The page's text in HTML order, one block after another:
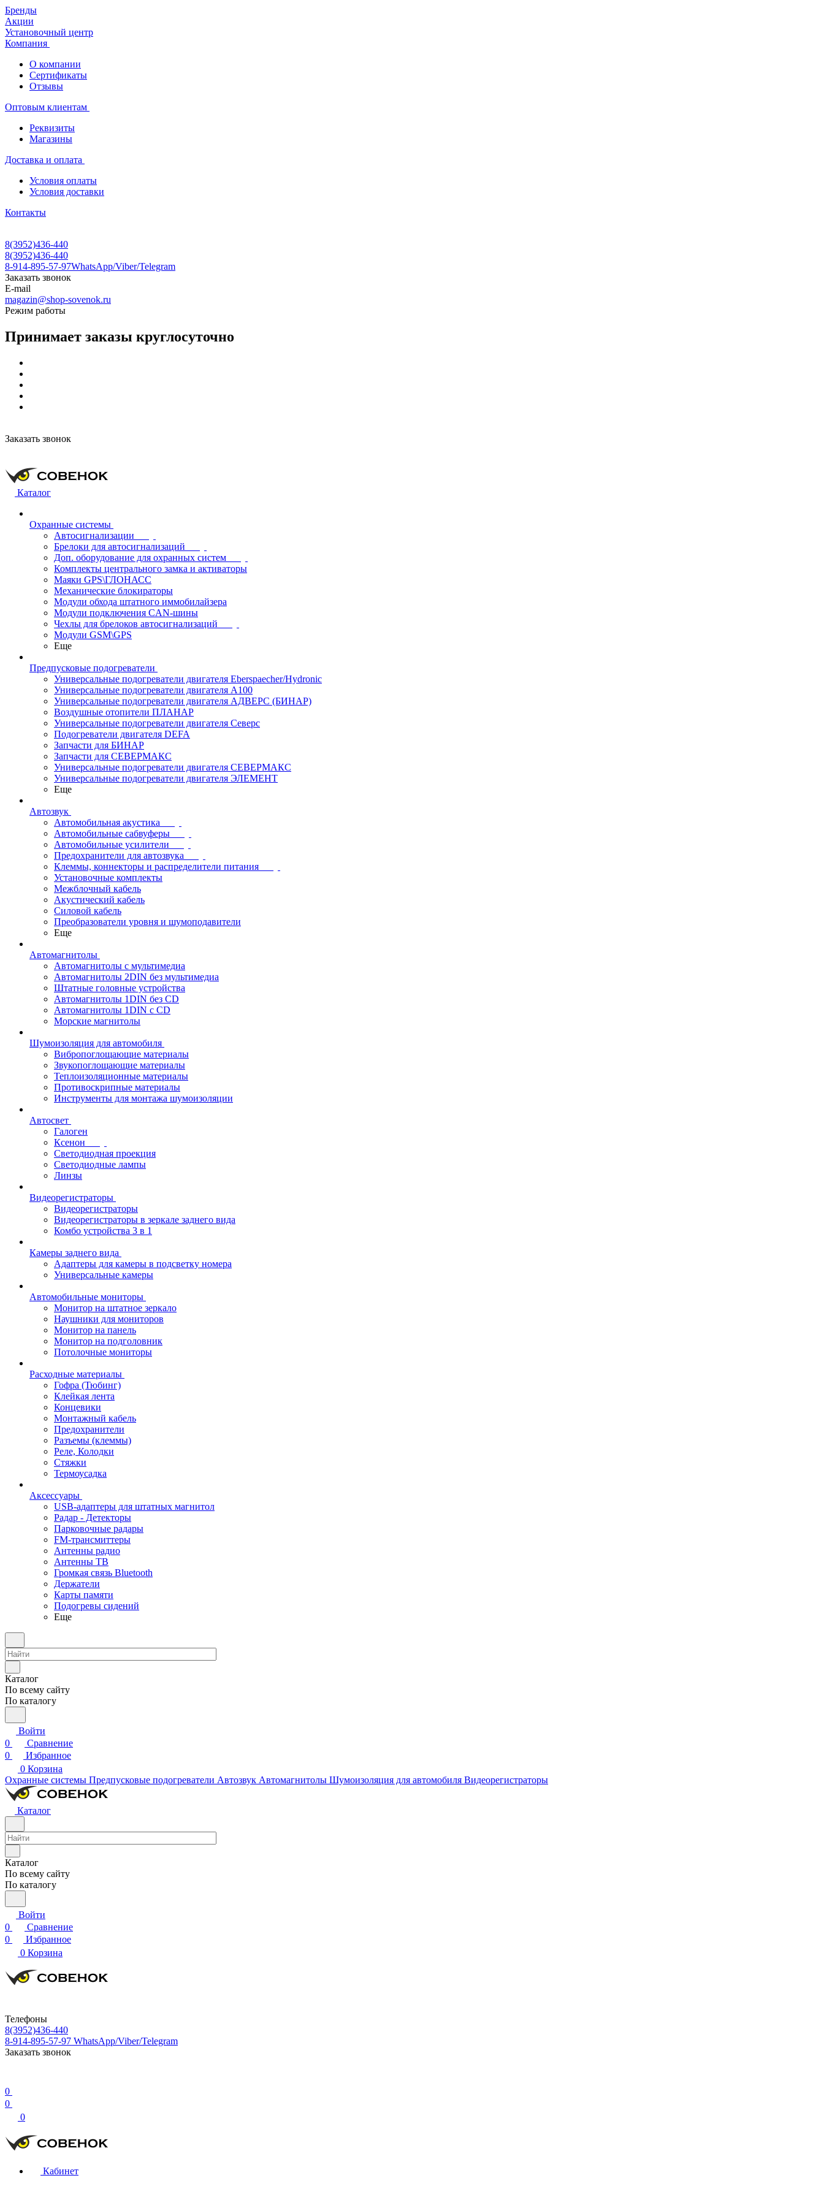
Бренды
Акции
Установочный центр
Компания
О компании
Сертификаты
Отзывы
Оптовым клиентам
Реквизиты
Магазины
Доставка и оплата
Условия оплаты
Условия доставки
Контакты
8(3952)436-440
8(3952)436-440
8-914-895-57-97WhatsApp/Viber/Telegram
Заказать звонок
E-mail
magazin@shop-sovenok.ru
Режим работы
Принимает заказы круглосуточно
Заказать звонок
Каталог
Охранные системы
Автосигнализации
Брелоки для автосигнализаций
Доп. оборудование для охранных систем
Комплекты центрального замка и активаторы
Маяки GPS\ГЛОНАСС
Механические блокираторы
Модули обхода штатного иммобилайзера
Модули подключения CAN-шины
Чехлы для брелоков автосигнализаций
Модули GSM\GPS
Еще
Предпусковые подогреватели
Универсальные подогреватели двигателя Eberspaecher/Hydronic
Универсальные подогреватели двигателя A100
Универсальные подогреватели двигателя АДВЕРС (БИНАР)
Воздушные отопители ПЛАНАР
Универсальные подогреватели двигателя Северс
Подогреватели двигателя DEFA
Запчасти для БИНАР
Запчасти для СЕВЕРМАКС
Универсальные подогреватели двигателя СЕВЕРМАКС
Универсальные подогреватели двигателя ЭЛЕМЕНТ
Еще
Автозвук
Автомобильная акустика
Автомобильные сабвуферы
Автомобильные усилители
Предохранители для автозвука
Клеммы, коннекторы и распределители питания
Установочные комплекты
Межблочный кабель
Акустический кабель
Силовой кабель
Преобразователи уровня и шумоподавители
Еще
Автомагнитолы
Автомагнитолы с мультимедиа
Автомагнитолы 2DIN без мультимедиа
Штатные головные устройства
Автомагнитолы 1DIN без CD
Автомагнитолы 1DIN с CD
Морские магнитолы
Шумоизоляция для автомобиля
Вибропоглощающие материалы
Звукопоглощающие материалы
Теплоизоляционные материалы
Противоскрипные материалы
Инструменты для монтажа шумоизоляции
Автосвет
Галоген
Ксенон
Светодиодная проекция
Светодиодные лампы
Линзы
Видеорегистраторы
Видеорегистраторы
Видеорегистраторы в зеркале заднего вида
Комбо устройства 3 в 1
Камеры заднего вида
Адаптеры для камеры в подсветку номера
Универсальные камеры
Автомобильные мониторы
Монитор на штатное зеркало
Наушники для мониторов
Монитор на панель
Монитор на подголовник
Потолочные мониторы
Расходные материалы
Гофра (Тюбинг)
Клейкая лента
Концевики
Монтажный кабель
Предохранители
Разъемы (клеммы)
Реле, Колодки
Стяжки
Термоусадка
Аксессуары
USB-адаптеры для штатных магнитол
Радар - Детекторы
Парковочные радары
FM-трансмиттеры
Антенны радио
Антенны ТВ
Громкая связь Bluetooth
Держатели
Карты памяти
Подогревы сидений
Еще
Каталог
По всему сайту
По каталогу
Войти
0
Сравнение
0
Избранное
0 Корзина
Охранные системы Предпусковые подогреватели Автозвук Автомагнитолы Шумоизоляция для автомобиля Видеорегистраторы
Каталог
Каталог
По всему сайту
По каталогу
Войти
0
Сравнение
0
Избранное
0 Корзина
Телефоны
8(3952)436-440
8-914-895-57-97 WhatsApp/Viber/Telegram
Заказать звонок
0
0
0
Кабинет